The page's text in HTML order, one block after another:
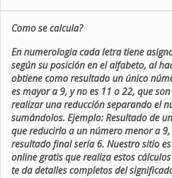
Como se calcula?
En numerologia cada letra tiene
según su posición en el alfabeto, al
obtiene como resultado un único
es mayor a 9, y no es 11 o 22, que
realizar una reducción separando el
sumándolos. Ejemplo: Resultado de
que reducirlo a un número menor a 9,
resultado final sería 6. Nuestro sitio
online gratis que realiza estos
te da detalles completos del